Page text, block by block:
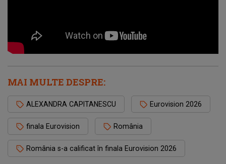
MAI MULTE DESPRE:
ALEXANDRA CAPITANESCU Eurovision 2026
finala Eurovision România
România s-a calificat în finala Eurovision 2026